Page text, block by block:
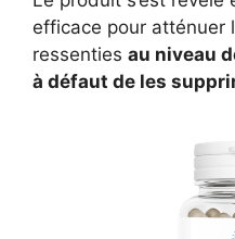
efficace pour atténuer
ressenties au niveau
à défaut de les